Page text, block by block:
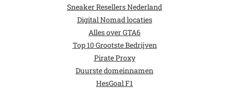
Sneaker Resellers Nederland
Digital Nomad locaties
Alles over GTA6
Top 10 Grootste Bedrijven
Pirate Proxy
Duurste domeinnamen
HesGoal F1